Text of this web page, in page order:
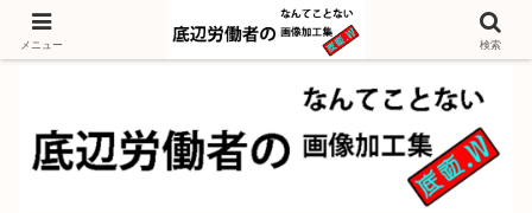
独身底辺おじさんが風景写真をイラスト風に加工するブログ
メニュー 検索